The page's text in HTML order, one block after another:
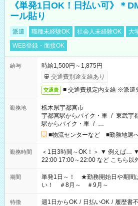
《単発1日OK！日払い可》＊
ール貼り
派遣 職種未経験OK 社会人未経験OK 大
WEB登録・面接OK
給与
時給1,500円～1,875円
交通費別途支給あり
交通費 ■ 交通費規定内支給 ※派遣
勤務地
栃木県宇都宮市
宇都宮駅からバイク・車 / 東武宇
駅からバイク・車 / …
■物流センターなど ■勤務地選
勤務時間
＜1日3時間～OK！＞ ▼ 例えば… ▼ 15:00～18:00 15:00～
22:00 17:00～22:00 など こちら以外の時間もお気軽にご相談く
ださい！
期間
単発1日～！ ★勤務開始日や期間
い！ ＃8月～ ＃9月～
特徴 週1日からOK / 日払いOK / 履歴書